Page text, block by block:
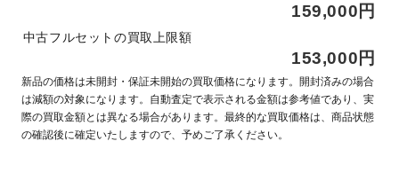
159,000円
中古フルセットの買取上限額
153,000円
新品の価格は未開封・保証未開始の買取価格になります。開封済みの場合
は減額の対象になります。自動査定で表示される金額は参考値であり、実
際の買取金額とは異なる場合があります。最終的な買取価格は、商品状態
の確認後に確定いたしますので、予めご了承ください。